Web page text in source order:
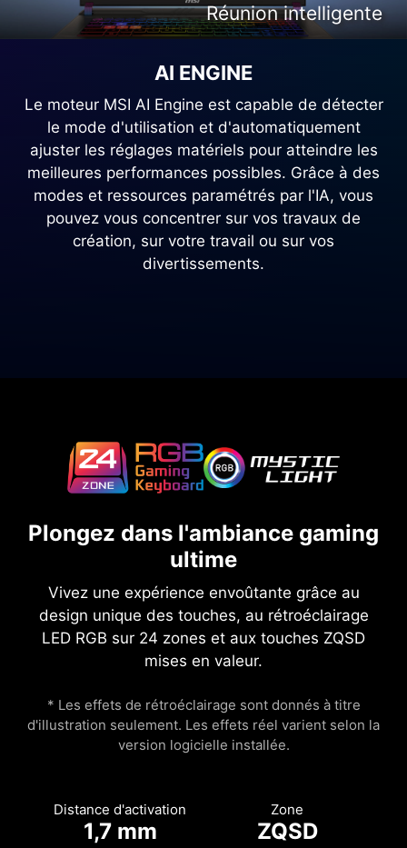
Divertissement intelligent
Création de contenu intelligente
Réunion intelligente
Gaming intelligent
AI ENGINE
Le moteur MSI AI Engine est capable de détecter
le mode d'utilisation et d'automatiquement
ajuster les réglages matériels pour atteindre les
meilleures performances possibles. Grâce à des
modes et ressources paramétrés par l'IA, vous
pouvez vous concentrer sur vos travaux de
création, sur votre travail ou sur vos
divertissements.
Plongez dans l'ambiance gaming
ultime
Vivez une expérience envoûtante grâce au
design unique des touches, au rétroéclairage
LED RGB sur 24 zones et aux touches ZQSD
mises en valeur.
* Les effets de rétroéclairage sont donnés à titre
d'illustration seulement. Les effets réel varient selon la
version logicielle installée.
Distance d'activation
1,7 mm
Zone
ZQSD